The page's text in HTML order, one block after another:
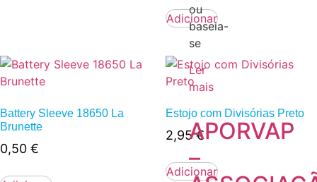
ou
baseia-
se
Ler
mais
APORVAP
–
Adicionar
Battery Sleeve 18650 La
Brunette
0,50 €
Estojo com Divisórias Preto
2,95€
Adicionar